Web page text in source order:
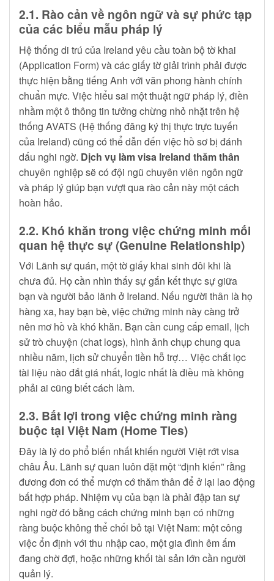
2.1. Rào cản về ngôn ngữ và sự phức tạp
của các biểu mẫu pháp lý
Hệ thống di trú của Ireland yêu cầu toàn bộ tờ khai
(Application Form) và các giấy tờ giải trình phải được
thực hiện bằng tiếng Anh với văn phong hành chính
chuẩn mực. Việc hiểu sai một thuật ngữ pháp lý, điền
nhầm một ô thông tin tưởng chừng nhỏ nhặt trên hệ
thống AVATS (Hệ thống đăng ký thị thực trực tuyến
của Ireland) cũng có thể dẫn đến việc hồ sơ bị đánh
dấu nghi ngờ. Dịch vụ làm visa Ireland thăm thân
chuyên nghiệp sẽ có đội ngũ chuyên viên ngôn ngữ
và pháp lý giúp bạn vượt qua rào cản này một cách
hoàn hảo.
2.2. Khó khăn trong việc chứng minh mối
quan hệ thực sự (Genuine Relationship)
Với Lãnh sự quán, một tờ giấy khai sinh đôi khi là
chưa đủ. Họ cần nhìn thấy sự gắn kết thực sự giữa
bạn và người bảo lãnh ở Ireland. Nếu người thân là họ
hàng xa, hay bạn bè, việc chứng minh này càng trở
nên mơ hồ và khó khăn. Bạn cần cung cấp email, lịch
sử trò chuyện (chat logs), hình ảnh chụp chung qua
nhiều năm, lịch sử chuyển tiền hỗ trợ… Việc chắt lọc
tài liệu nào đắt giá nhất, logic nhất là điều mà không
phải ai cũng biết cách làm.
2.3. Bất lợi trong việc chứng minh ràng
buộc tại Việt Nam (Home Ties)
Đây là lý do phổ biến nhất khiến người Việt rớt visa
châu Âu. Lãnh sự quan luôn đặt một “định kiến” rằng
đương đơn có thể mượn cớ thăm thân để ở lại lao động
bất hợp pháp. Nhiệm vụ của bạn là phải đập tan sự
nghi ngờ đó bằng cách chứng minh bạn có những
ràng buộc không thể chối bỏ tại Việt Nam: một công
việc ổn định với thu nhập cao, một gia đình êm ấm
đang chờ đợi, hoặc những khối tài sản lớn cần người
quản lý.